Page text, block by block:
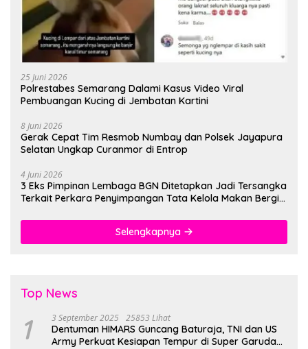
25 Juni 2026
Polrestabes Semarang Dalami Kasus Video Viral
Pembuangan Kucing di Jembatan Kartini
8 Juni 2026
Gerak Cepat Tim Resmob Numbay dan Polsek Jayapura
Selatan Ungkap Curanmor di Entrop
4 Juni 2026
3 Eks Pimpinan Lembaga BGN Ditetapkan Jadi Tersangka
Terkait Perkara Penyimpangan Tata Kelola Makan Bergizi
Selengkapnya
Top News
1 3 September 2025 25853 Lihat
Dentuman HIMARS Guncang Baturaja, TNI dan US
Army Perkuat Kesiapan Tempur di Super Garuda